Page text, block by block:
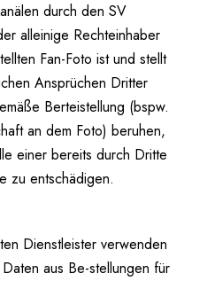
durch den SV
alleinige Rechteinhaber
Fan-Foto ist und stellt
Ansprüchen Dritter
Berteistellung (bspw.
an dem Foto) beruhen,
einer bereits durch Dritte
zu entschädigen.
Dienstleister verwenden
aus Be-stellungen für